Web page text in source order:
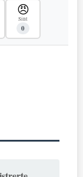
😠
Sint
0